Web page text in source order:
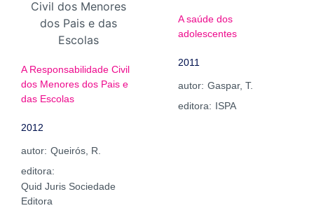
A Responsabilidade Civil
dos Menores dos Pais e
das Escolas
2012
autor: Queirós, R.
editora:
Quid Juris Sociedade
Editora
A saúde dos
adolescentes
2011
autor: Gaspar, T.
editora: ISPA